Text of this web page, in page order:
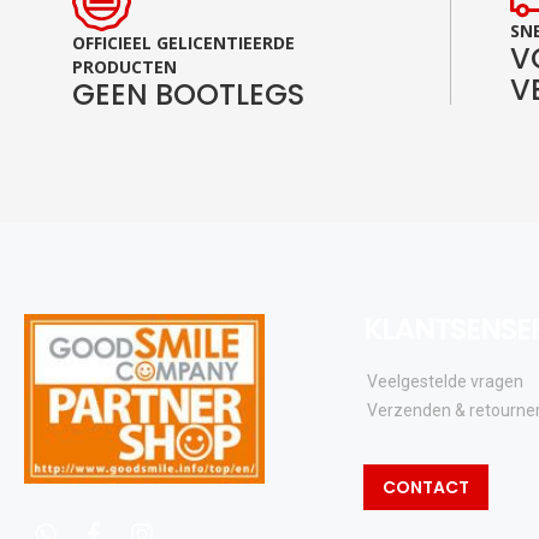
OFFICIEEL GELICENTIEERDE
PRODUCTEN
GEEN BOOTLEGS
Veelgestelde vragen
Verzenden &
CONTACT